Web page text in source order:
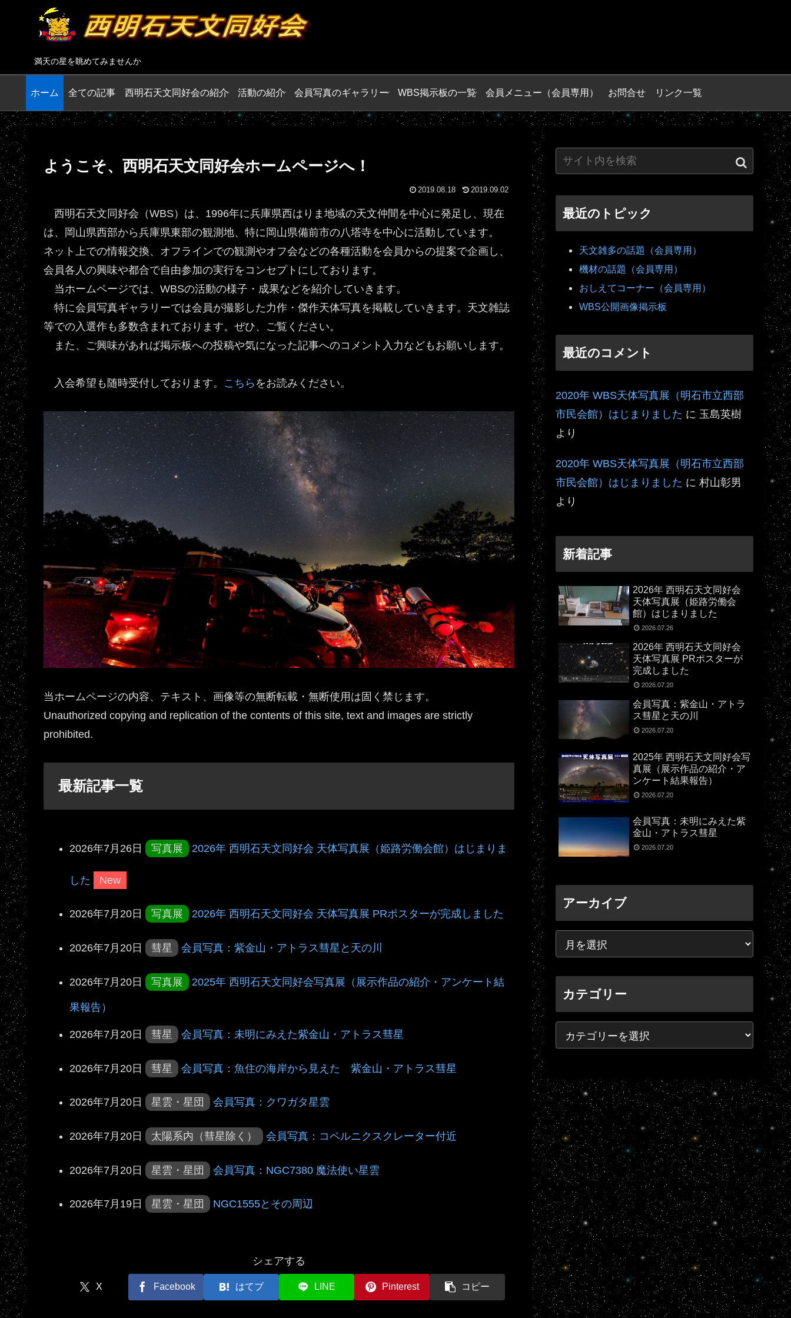
満天の星を眺めてみませんか
ホーム 全ての記事 西明石天文同好会の紹介 活動の紹介 会員写真のギャラリー WBS掲示板の一覧 会員メニュー（会員専用） お問合せ リンク一覧
ようこそ、西明石天文同好会ホームページへ！
2019.08.18 2019.09.02
西明石天文同好会（WBS）は、1996年に兵庫県西はりま地域の天文仲間を中心に発足し、現在
は、岡山県西部から兵庫県東部の観測地、特に岡山県備前市の八塔寺を中心に活動しています。
ネット上での情報交換、オフラインでの観測やオフ会などの各種活動を会員からの提案で企画し、
会員各人の興味や都合で自由参加の実行をコンセプトにしております。
当ホームページでは、WBSの活動の様子・成果などを紹介していきます。
特に会員写真ギャラリーでは会員が撮影した力作・傑作天体写真を掲載していきます。天文雑誌
等での入選作も多数含まれております。ぜひ、ご覧ください。
また、ご興味があれば掲示板への投稿や気になった記事へのコメント入力などもお願いします。
入会希望も随時受付しております。 こちら をお読みください。
当ホームページの内容、テキスト、画像等の無断転載・無断使用は固く禁じます。
Unauthorized copying and replication of the contents of this site, text and images are strictly
prohibited.
最新記事一覧
2026年7月26日 写真展 2026年 西明石天文同好会 天体写真展（姫路労働会館）はじまりま
した New
2026年7月20日 写真展 2026年 西明石天文同好会 天体写真展 PRポスターが完成しました
2026年7月20日 彗星 会員写真：紫金山・アトラス彗星と天の川
2026年7月20日 写真展 2025年 西明石天文同好会写真展（展示作品の紹介・アンケート結
果報告）
2026年7月20日 彗星 会員写真：未明にみえた紫金山・アトラス彗星
2026年7月20日 彗星 会員写真：魚住の海岸から見えた 紫金山・アトラス彗星
2026年7月20日 星雲・星団 会員写真：クワガタ星雲
2026年7月20日 太陽系内（彗星除く） 会員写真：コペルニクスクレーター付近
2026年7月20日 星雲・星団 会員写真：NGC7380 魔法使い星雲
2026年7月19日 星雲・星団 NGC1555とその周辺
シェアする
X Facebook はてブ LINE Pinterest コピー
最近のトピック
天文雑多の話題（会員専用）
機材の話題（会員専用）
おしえてコーナー（会員専用）
WBS公開画像掲示板
最近のコメント
2020年 WBS天体写真展（明石市立西部
市民会館）はじまりました に 玉島英樹
より
2020年 WBS天体写真展（明石市立西部
市民会館）はじまりました に 村山彰男
より
新着記事
2026年 西明石天文同好会
天体写真展（姫路労働会
館）はじまりました
2026.07.26
2026年 西明石天文同好会
天体写真展 PRポスターが
完成しました
2026.07.20
会員写真：紫金山・アトラ
ス彗星と天の川
2026.07.20
2025年 西明石天文同好会写
真展（展示作品の紹介・ア
ンケート結果報告）
2026.07.20
会員写真：未明にみえた紫
金山・アトラス彗星
2026.07.20
アーカイブ
カテゴリー